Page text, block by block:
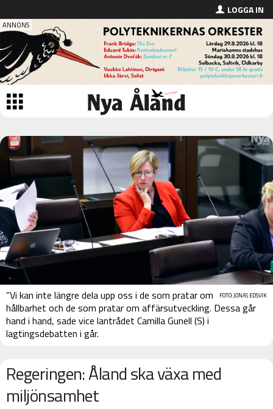
LOGGA IN
FOTO: JONAS EDSVIK
”Vi kan inte längre dela upp oss i de som pratar om
hållbarhet och de som pratar om affärsutveckling. Dessa går
hand i hand, sade vice lantrådet Camilla Gunell (S) i
lagtingsdebatten i går.
Regeringen: Åland ska växa med
miljönsamhet